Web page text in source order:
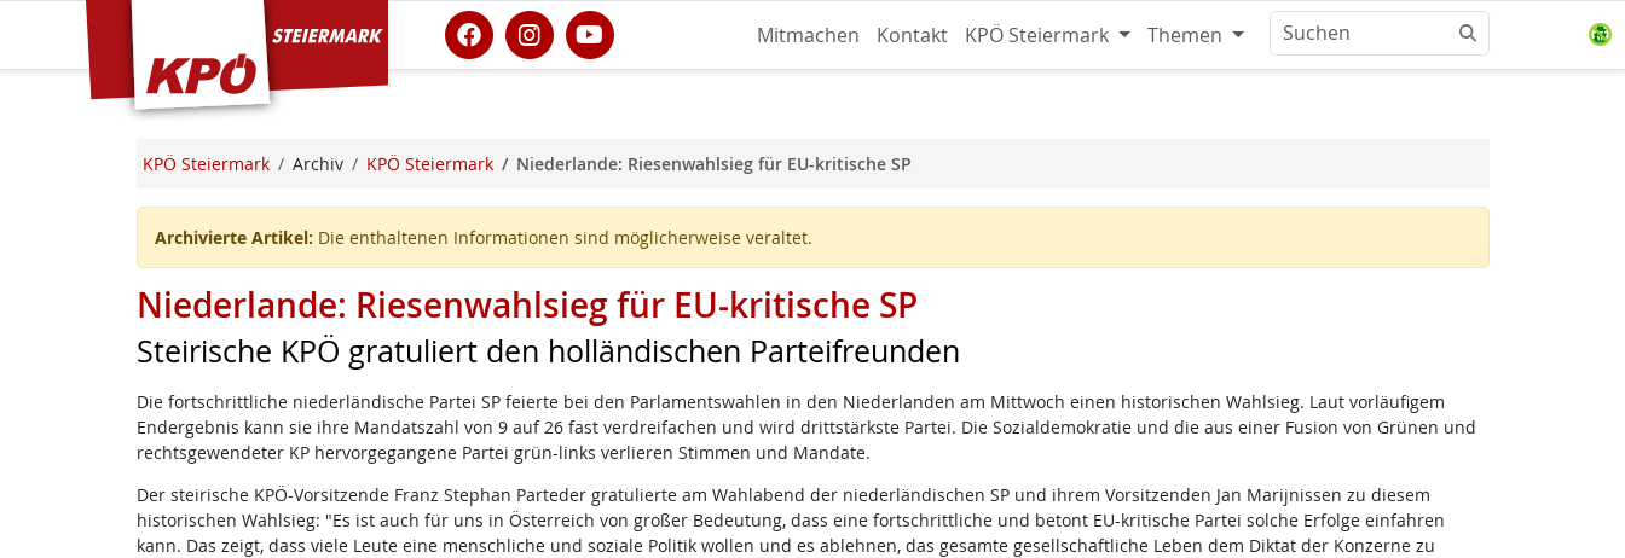
KPÖ Steiermark Mitmachen Kontakt KPÖ Steiermark Themen
KPÖ Steiermark Archiv KPÖ Steiermark Niederlande: Riesenwahlsieg für EU-kritische SP
Archivierte Artikel: Die enthaltenen Informationen sind möglicherweise veraltet.
Niederlande: Riesenwahlsieg für EU-kritische SP
Steirische KPÖ gratuliert den holländischen Parteifreunden
Die fortschrittliche niederländische Partei SP feierte bei den Parlamentswahlen in den Niederlanden am Mittwoch einen historischen Wahlsieg. Laut vorläufigem
Endergebnis kann sie ihre Mandatszahl von 9 auf 26 fast verdreifachen und wird drittstärkste Partei. Die Sozialdemokratie und die aus einer Fusion von Grünen und
rechtsgewendeter KP hervorgegangene Partei grün-links verlieren Stimmen und Mandate.
Der steirische KPÖ-Vorsitzende Franz Stephan Parteder gratulierte am Wahlabend der niederländischen SP und ihrem Vorsitzenden Jan Marijnissen zu diesem
historischen Wahlsieg: "Es ist auch für uns in Österreich von großer Bedeutung, dass eine fortschrittliche und betont EU-kritische Partei solche Erfolge einfahren
kann. Das zeigt, dass viele Leute eine menschliche und soziale Politik wollen und es ablehnen, das gesamte gesellschaftliche Leben dem Diktat der Konzerne zu